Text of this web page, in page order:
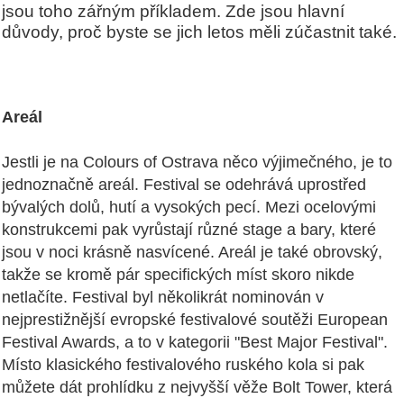
jsou toho zářným příkladem. Zde jsou hlavní
důvody, proč byste se jich letos měli zúčastnit také.
Areál
Jestli je na Colours of Ostrava něco výjimečného, je to
jednoznačně areál. Festival se odehrává uprostřed
bývalých dolů, hutí a vysokých pecí. Mezi ocelovými
konstrukcemi pak vyrůstají různé stage a bary, které
jsou v noci krásně nasvícené. Areál je také obrovský,
takže se kromě pár specifických míst skoro nikde
netlačíte. Festival byl několikrát nominován v
nejprestižnější evropské festivalové soutěži European
Festival Awards, a to v kategorii "Best Major Festival ".
Místo klasického festivalového ruského kola si pak
můžete dát prohlídku z nejvyšší věže Bolt Tower, která